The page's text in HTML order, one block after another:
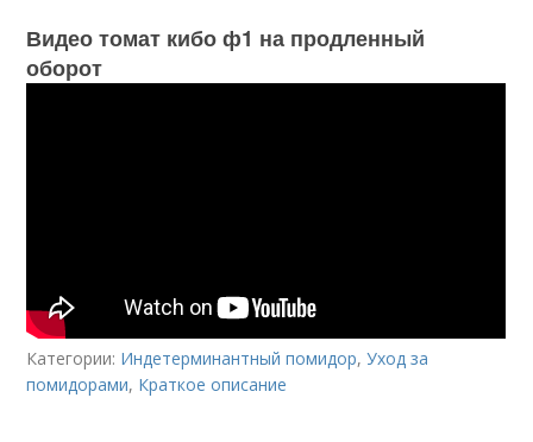
Видео томат кибо ф1 на продленный
оборот
Категории: Индетерминантный помидор,Уход за
помидорами, Краткое описание